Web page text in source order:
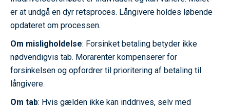
er at undgå en dyr retsproces. Långivere holdes løbende
opdateret om processen.
Om misligholdelse: Forsinket betaling betyder ikke
nødvendigvis tab. Morarenter kompenserer for
forsinkelsen og opfordrer til prioritering af betaling til
långivere.
Om tab: Hvis gælden ikke kan inddrives, selv med